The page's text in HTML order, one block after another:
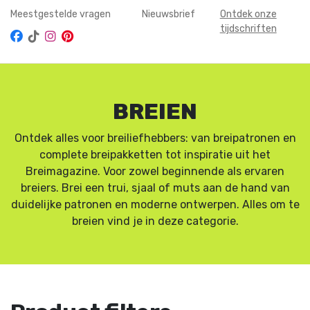
Meestgestelde vragen Nieuwsbrief
Ontdek onze
tijdschriften
BREIEN
Ontdek alles voor breiliefhebbers: van breipatronen en
complete breipakketten tot inspiratie uit het
Breimagazine. Voor zowel beginnende als ervaren
breiers. Brei een trui, sjaal of muts aan de hand van
duidelijke patronen en moderne ontwerpen. Alles om te
breien vind je in deze categorie.